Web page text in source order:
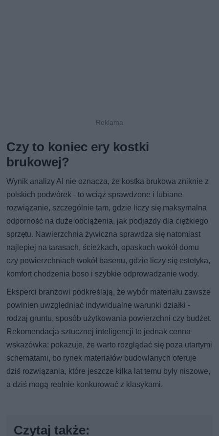
Czy to koniec ery kostki
brukowej?
Wynik analizy AI nie oznacza, że kostka brukowa zniknie z
polskich podwórek - to wciąż sprawdzone i lubiane
rozwiązanie, szczególnie tam, gdzie liczy się maksymalna
odporność na duże obciążenia, jak podjazdy dla ciężkiego
sprzętu. Nawierzchnia żywiczna sprawdza się natomiast
najlepiej na tarasach, ścieżkach, opaskach wokół domu
czy powierzchniach wokół basenu, gdzie liczy się estetyka,
komfort chodzenia boso i szybkie odprowadzanie wody.
Eksperci branżowi podkreślają, że wybór materiału zawsze
powinien uwzględniać indywidualne warunki działki -
rodzaj gruntu, sposób użytkowania powierzchni czy budżet.
Rekomendacja sztucznej inteligencji to jednak cenna
wskazówka: pokazuje, że warto rozglądać się poza utartymi
schematami, bo rynek materiałów budowlanych oferuje
dziś rozwiązania, które jeszcze kilka lat temu były niszowe,
a dziś mogą realnie konkurować z klasykami.
Czytaj także: